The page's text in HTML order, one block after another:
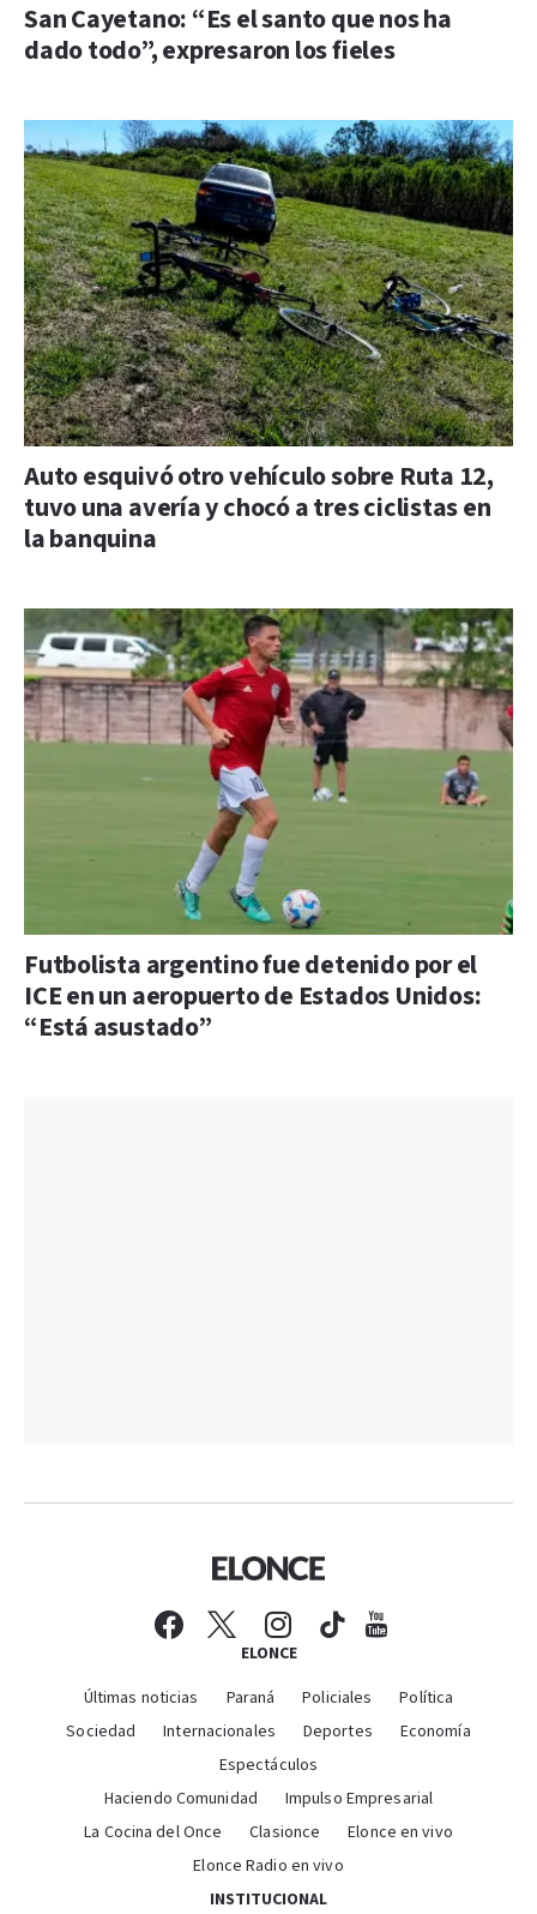
San Cayetano: “Es el santo que nos ha
dado todo”, expresaron los fieles
Auto esquivó otro vehículo sobre Ruta 12,
tuvo una avería y chocó a tres ciclistas en
la banquina
Futbolista argentino fue detenido por el
ICE en un aeropuerto de Estados Unidos:
“Está asustado”
ELONCE
Últimas noticias Paraná Policiales
Política
Sociedad
Internacionales Deportes
Economía
Espectáculos
Haciendo Comunidad
Impulso Empresarial
La Cocina del Once
Clasionce
Elonce en vivo
Elonce Radio en vivo
INSTITUCIONAL